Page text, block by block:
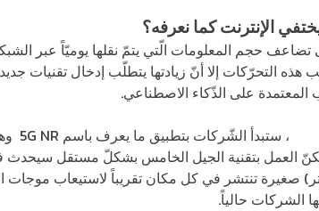
الإنترنت كما نعرفه؟
تضاعف حجم المعلومات الّتي يتمّ نقلها يوميّاً عبر
هذه التحرّكات إلا أنّ زيادتها يتطلّب إدخال تقنيات
المعتمدة على الذّكاء الاصطناعي.
، ستبدأ الشّركات بتطبيق ما يعرف باسم 5G NR
العمل بتقنية الجيل الخامس بشكلّ مستقل سيحدث
صغيرة تنتشر في كل مكان تقريباً لاستيعاب موجات
الشركات حالياً.